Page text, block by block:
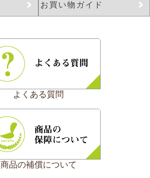
お買い物ガイド
よくある質問
商品の補償について